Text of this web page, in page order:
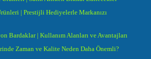
| Prestijli Hediyelerle Markanızı
Bardaklar | Kullanım Alanları ve Avantajları
Zaman ve Kalite Neden Daha Önemli?